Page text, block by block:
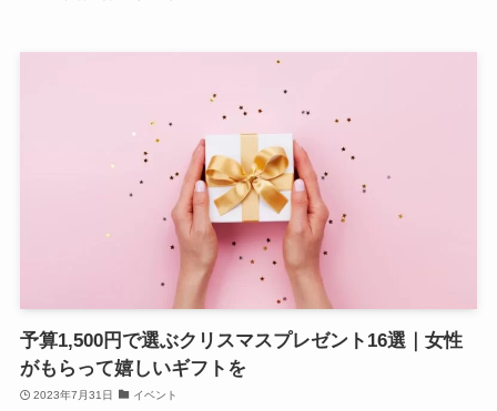
予算1,500円で選ぶクリスマスプレゼント16選｜女性
がもらって嬉しいギフトを
2023年7月31日 イベント